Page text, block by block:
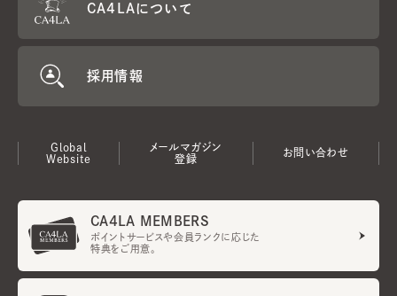
CA4LAについて
採用情報
Global
Website
メールマガジン
登録
お問い合わせ
CA4LA MEMBERS
ポイントサービスや会員ランクに応じた
特典をご用意。